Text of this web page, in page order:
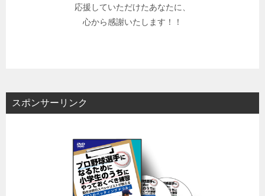
応援していただけたあなたに、
心から感謝いたします！！
スポンサーリンク